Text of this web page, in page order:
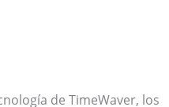
de TimeWaver, los